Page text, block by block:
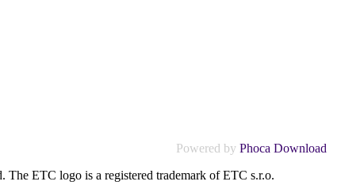
Powered by Phoca Download
The ETC logo is a registered trademark of ETC s.r.o.